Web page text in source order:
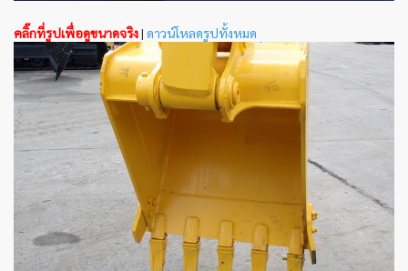
คลิ๊กที่รูปเพื่อดูขนาดจริง| ดาวน์โหลดรูปทั้งหมด